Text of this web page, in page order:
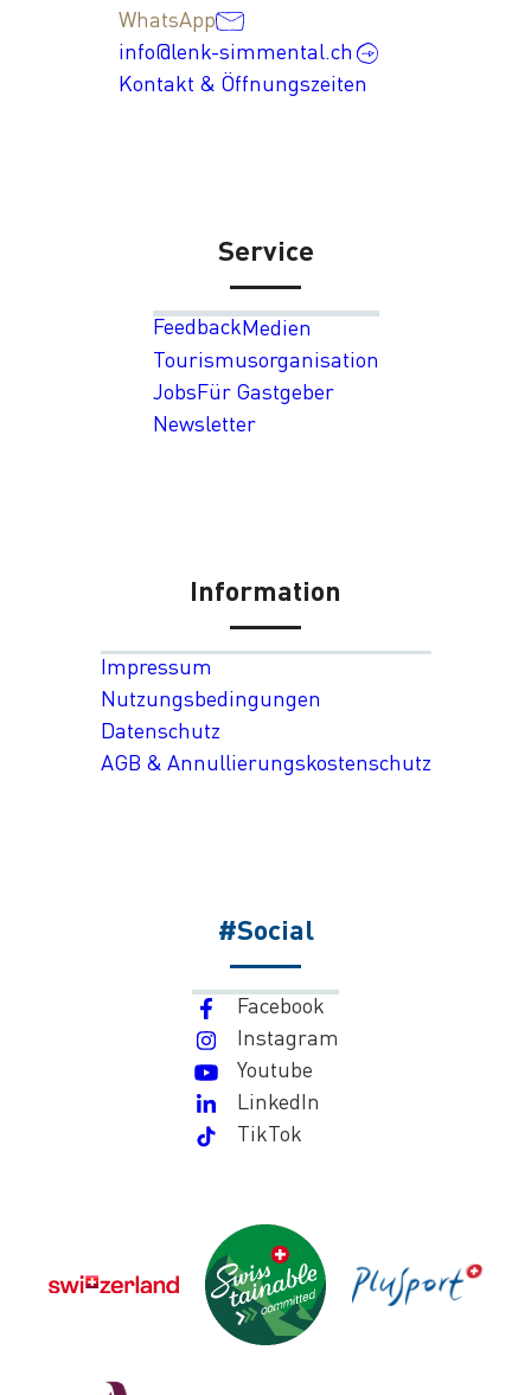
WhatsApp
info@lenk-simmental.ch
Kontakt & Öffnungszeiten
Service
FeedbackMedien
Tourismusorganisation
JobsFür Gastgeber
Newsletter
Information
Impressum
Nutzungsbedingungen
Datenschutz
AGB & Annullierungskostenschutz
#Social
Facebook
Instagram
Youtube
LinkedIn
TikTok